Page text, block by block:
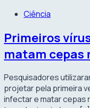
Ciência
Primeiros
matam cepas
Pesquisadores
projetar pela primeira
infectar e matar cepas